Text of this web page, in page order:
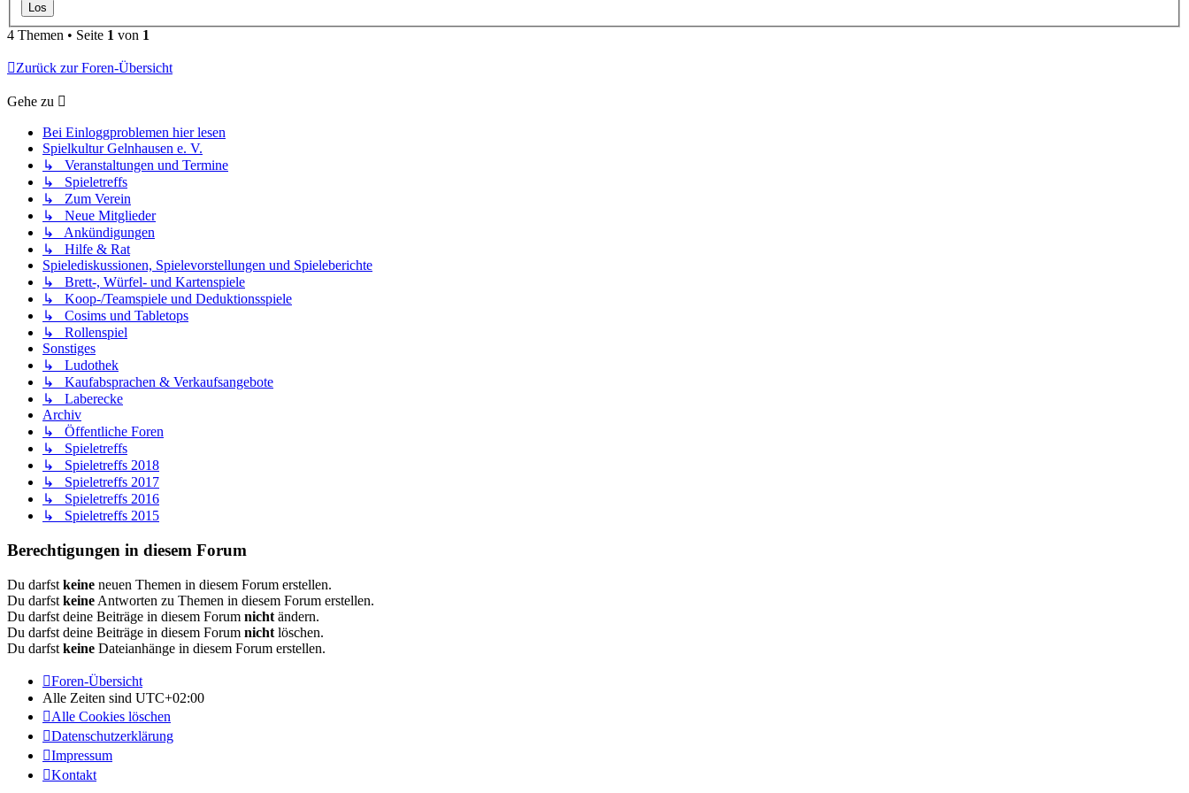
4 Themen • Seite 1 von 1
Zurück zur Foren-Übersicht
Gehe zu
Bei Einloggproblemen hier lesen
Spielkultur Gelnhausen e. V.
↳ Veranstaltungen und Termine
↳ Spieletreffs
↳ Zum Verein
↳ Neue Mitglieder
↳ Ankündigungen
↳ Hilfe & Rat
Spielediskussionen, Spielevorstellungen und Spieleberichte
↳ Brett-, Würfel- und Kartenspiele
↳ Koop-/Teamspiele und Deduktionsspiele
↳ Cosims und Tabletops
↳ Rollenspiel
Sonstiges
↳ Ludothek
↳ Kaufabsprachen & Verkaufsangebote
↳ Laberecke
Archiv
↳ Öffentliche Foren
↳ Spieletreffs
↳ Spieletreffs 2018
↳ Spieletreffs 2017
↳ Spieletreffs 2016
↳ Spieletreffs 2015
Berechtigungen in diesem Forum
Du darfst keine neuen Themen in diesem Forum erstellen.
Du darfst keine Antworten zu Themen in diesem Forum erstellen.
Du darfst deine Beiträge in diesem Forum nicht ändern.
Du darfst deine Beiträge in diesem Forum nicht löschen.
Du darfst keine Dateianhänge in diesem Forum erstellen.
Foren-Übersicht
Alle Zeiten sind UTC+02:00
Alle Cookies löschen
Datenschutzerklärung
Impressum
Kontakt